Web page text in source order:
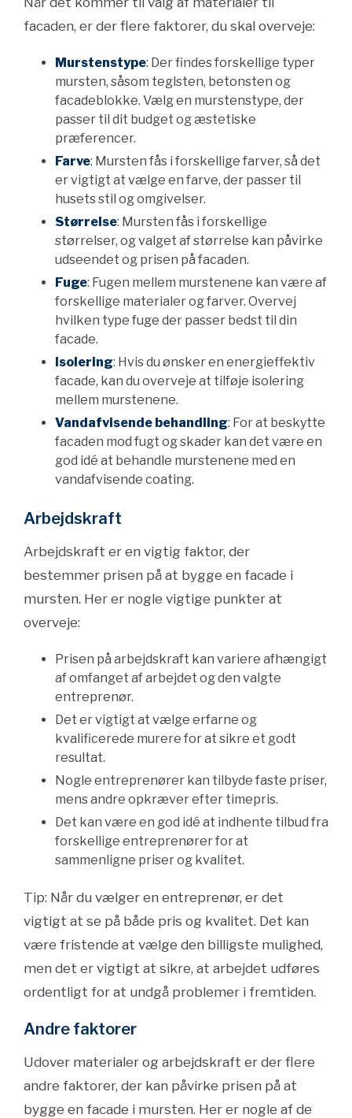
facaden, er der flere faktorer, du skal overveje:
Murstenstype: Der findes forskellige typer
mursten, såsom teglsten, betonsten og
facadeblokke. Vælg en murstenstype, der
passer til dit budget og æstetiske
præferencer.
Farve: Mursten fås i forskellige farver, så det
er vigtigt at vælge en farve, der passer til
husets stil og omgivelser.
Størrelse: Mursten fås i forskellige
størrelser, og valget af størrelse kan påvirke
udseendet og prisen på facaden.
Fuge: Fugen mellem murstenene kan være af
forskellige materialer og farver. Overvej
hvilken type fuge der passer bedst til din
facade.
Isolering: Hvis du ønsker en energieffektiv
facade, kan du overveje at tilføje isolering
mellem murstenene.
Vandafvisende behandling: For at beskytte
facaden mod fugt og skader kan det være en
god idé at behandle murstenene med en
vandafvisende coating.
Arbejdskraft
Arbejdskraft er en vigtig faktor, der
bestemmer prisen på at bygge en facade i
mursten. Her er nogle vigtige punkter at
overveje:
Prisen på arbejdskraft kan variere afhængigt
af omfanget af arbejdet og den valgte
entreprenør.
Det er vigtigt at vælge erfarne og
kvalificerede murere for at sikre et godt
resultat.
Nogle entreprenører kan tilbyde faste priser,
mens andre opkræver efter timepris.
Det kan være en god idé at indhente tilbud fra
forskellige entreprenører for at
sammenligne priser og kvalitet.
Tip: Når du vælger en entreprenør, er det
vigtigt at se på både pris og kvalitet. Det kan
være fristende at vælge den billigste mulighed,
men det er vigtigt at sikre, at arbejdet udføres
ordentligt for at undgå problemer i fremtiden.
Andre faktorer
Udover materialer og arbejdskraft er der flere
andre faktorer, der kan påvirke prisen på at
bygge en facade i mursten. Her er nogle af de